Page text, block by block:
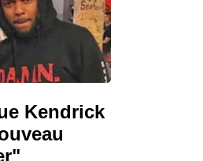
Kendrick